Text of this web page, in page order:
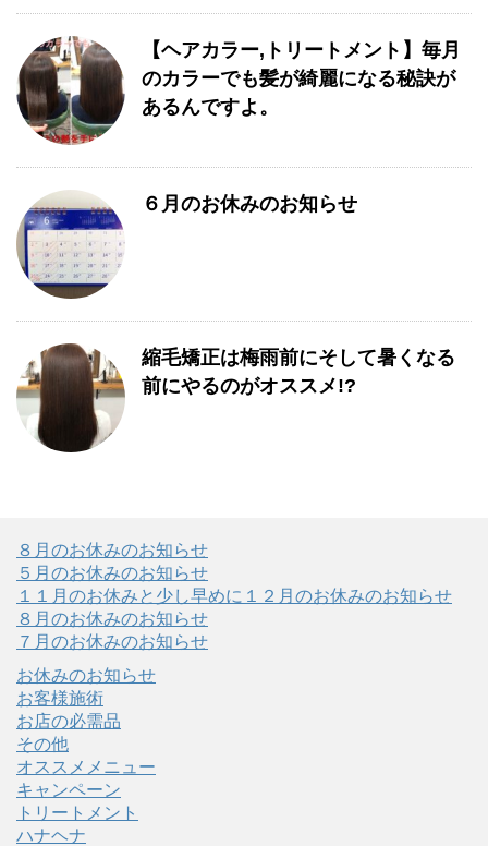
【ヘアカラー,トリートメント】毎月
のカラーでも髪が綺麗になる秘訣が
あるんですよ。
６月のお休みのお知らせ
縮毛矯正は梅雨前にそして暑くなる
前にやるのがオススメ!?
８月のお休みのお知らせ
５月のお休みのお知らせ
１１月のお休みと少し早めに１２月のお休みのお知らせ
８月のお休みのお知らせ
７月のお休みのお知らせ
お休みのお知らせ
お客様施術
お店の必需品
その他
オススメメニュー
キャンペーン
トリートメント
ハナヘナ